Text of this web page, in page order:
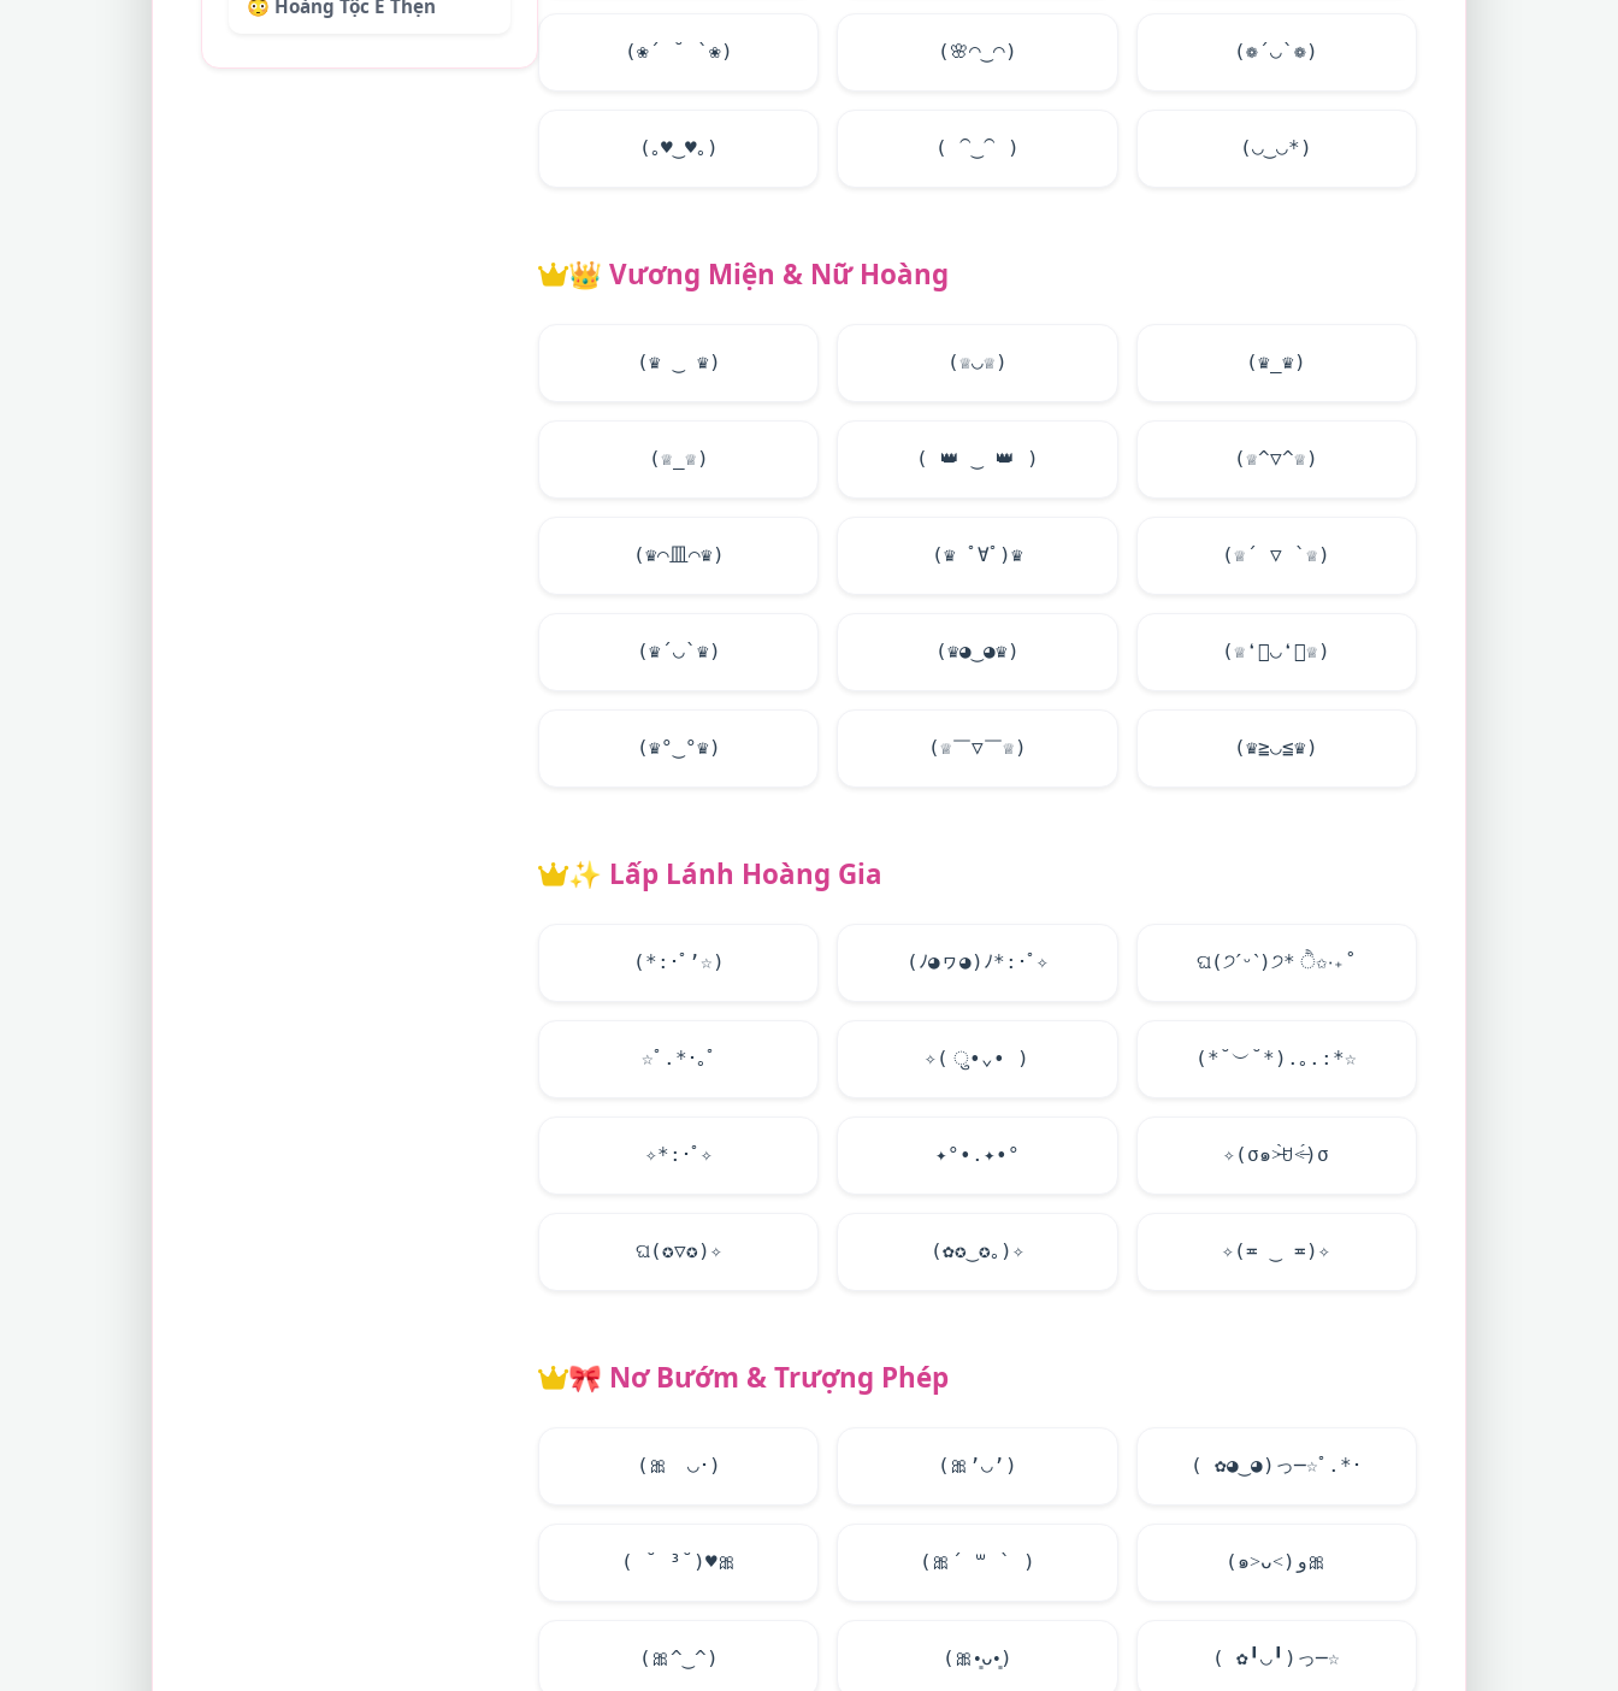
😳 Hoàng Tộc E Thẹn
(❀´ ˘ `❀) ( 🌸◠‿◠) (❁´◡`❁)
(｡♥‿ ♥｡) ( ⁀‿⁀ ) (◡‿◡*)
👑 Vương Miện & Nữ Hoàng
(♛ ‿ ♛) (♕◡♕) (♛_♛)
(♕_♕) ( 👑 👑 ) (♕^▽^♕)
(♛⌒皿⌒♛) (♛ ﾟ∀ﾟ)♛ (♕´ ▽ `♕)
(♛´◡`♛) (♛◕‿◕♛) (♕❛ั◡❛ั♕)
(♛°‿°♛) (♕￣▽￣♕) (♛≧◡≦♛)
✨ Lấp Lánh Hoàng Gia
(*:･ﾟ’☆) (ﾉ◕ヮ◕)ﾉ*:･ﾟ✧ ଘ(੭ˊᵕˋ)੭* ੈ✩‧₊˚
☆ﾟ.*･｡ﾟ ✧( ु•⌄• ) (*˘︶˘*).｡.:*☆
✧*:･ﾟ✧ ✦°•.✦•° ✧(σ๑˃̶̀ꇴ˂̶́)σ
ଘ(✪▽✪)✧ (✿✪‿✪｡)✧ ✧(≖ ‿ ≖)✧
🎀 Nơ Bướm & Trượng Phép
( 🎀 ゝ◡･) ( 🎀 ’◡’) ( ✿◕‿◕)っ─☆ﾟ.*･
( ˘ ³˘)♥🎀 ( 🎀 ´ ꒳ ` ) (๑˃ᴗ˂)ﻭ🎀
( 🎀 ^‿^) ( 🎀 •͈ᴗ•͈) ( ✿╹◡╹)っ─☆